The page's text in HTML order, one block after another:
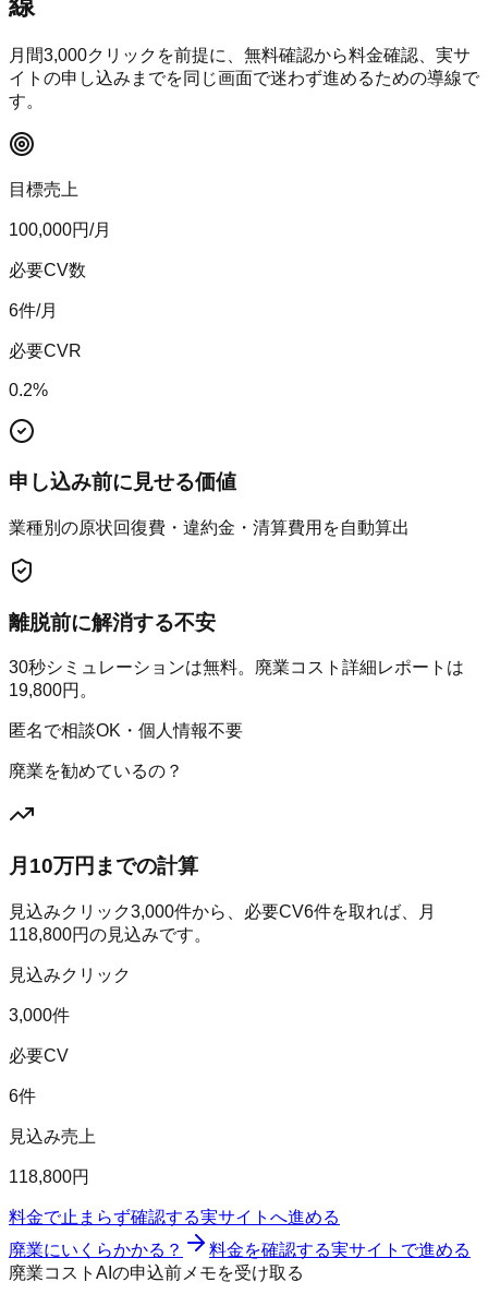
月間3,000クリックを前提に、無料確認から料金確認、実サ
イトの申し込みまでを同じ画面で迷わず進めるための導線で
す。
目標売上
100,000円/月
必要CV数
6件/月
必要CVR
0.2%
申し込み前に見せる価値
業種別の原状回復費・違約金・清算費用を自動算出
離脱前に解消する不安
30秒シミュレーションは無料。廃業コスト詳細レポートは
19,800円。
匿名で相談OK・個人情報不要
廃業を勧めているの？
月10万円までの計算
見込みクリック3,000件から、必要CV6件を取れば、月
118,800円の見込みです。
見込みクリック
3,000件
必要CV
6件
見込み売上
118,800円
料金で止まらず確認する実サイトへ進める
廃業にいくらかかる？
料金を確認する実サイトで進める
廃業コストAIの申込前メモを受け取る